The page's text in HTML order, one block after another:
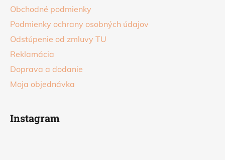
Obchodné podmienky
Podmienky ochrany osobných údajov
Odstúpenie od zmluvy TU
Reklamácia
Doprava a dodanie
Moja objednávka
Instagram